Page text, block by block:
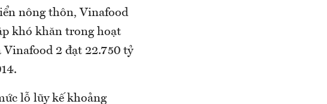
nông thôn, Vinafood
khó khăn trong hoạt
Vinafood 2 đạt 22.750 tỷ
lỗ lũy kế khoảng